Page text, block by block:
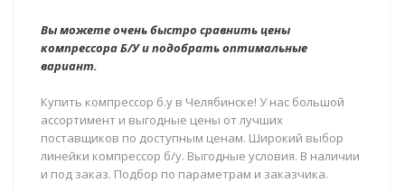
Вы можете очень быстро сравнить цены
компрессора Б/У и подобрать оптимальные
вариант.
Купить компрессор б.у в Челябинске! У нас большой
ассортимент и выгодные цены от лучших
поставщиков по доступным ценам. Широкий выбор
линейки компрессор б/у. Выгодные условия. В наличии
и под заказ. Подбор по параметрам и заказчика.